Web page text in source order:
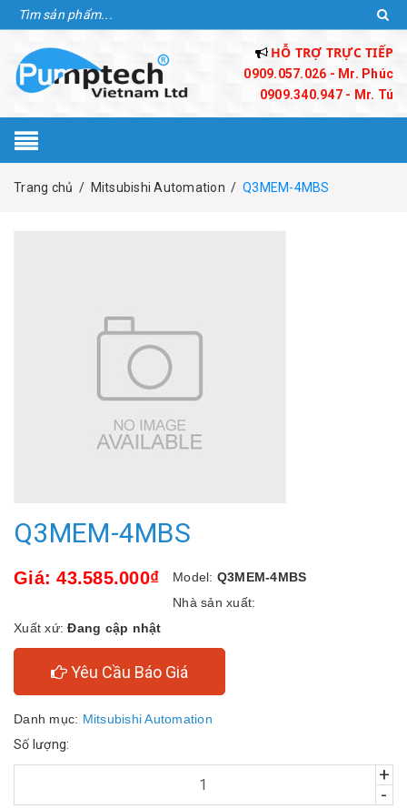
HỖ TRỢ TRỰC TIẾP
0909.057.026 - Mr. Phúc
0909.340.947 - Mr. Tú
Trang chủ / Mitsubishi Automation / Q3MEM-4MBS
Q3MEM-4MBS
Giá: 43.585.000₫ Model: Q3MEM-4MBS
Nhà sản xuất:
Xuất xứ:Đang cập nhật
Yêu Cầu Báo Giá
Danh mục: Mitsubishi Automation
Số lượng:
+
-